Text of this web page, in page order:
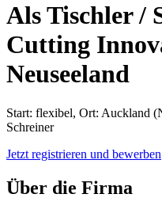
Als Tischler /
Cutting
Neuseeland
Start: flexibel, Ort: Auckland
Schreiner
Jetzt registrieren und bewerben
Über die Firma